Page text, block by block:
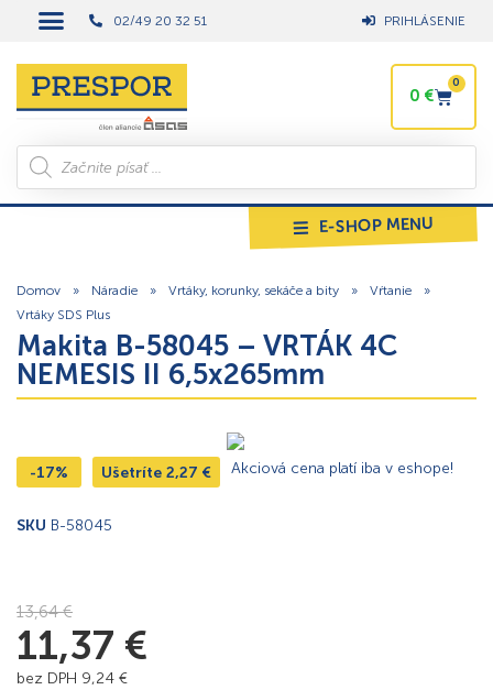
02/49 20 32 51 PRIHLÁSENIE
0 €
0
E-SHOP MENU
Domov » Náradie » Vrtáky, korunky, sekáče a bity » Vŕtanie
»
Vrtáky SDS Plus
Makita B-58045 – VRTÁK 4C
NEMESIS II 6,5x265mm
-17% Ušetríte 2,27 € Akciová cena platí iba v eshope!
SKU B-58045
13,64€
11,37 €
bez DPH 9,24 €